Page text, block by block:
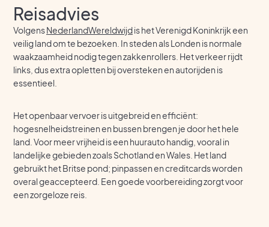
Reisadvies
VolgensNederlandWereldwijdis het Verenigd Koninkrijk een
veilig land om te bezoeken. In steden als Londen is normale
waakzaamheid nodig tegen zakkenrollers. Het verkeer rijdt
links, dus extra opletten bij oversteken en autorijden is
essentieel.
Het openbaar vervoer is uitgebreid en efficiënt:
hogesnelheidstreinen en bussen brengen je door het hele
land. Voor meer vrijheid is een huurauto handig, vooral in
landelijke gebieden zoals Schotland en Wales. Het land
gebruikt het Britse pond; pinpassen en creditcards worden
overal geaccepteerd. Een goede voorbereiding zorgt voor
een zorgeloze reis.